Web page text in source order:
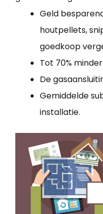
Geld
houtpellets,
goedkoop
Tot 70%
De
Gemiddelde
installatie.